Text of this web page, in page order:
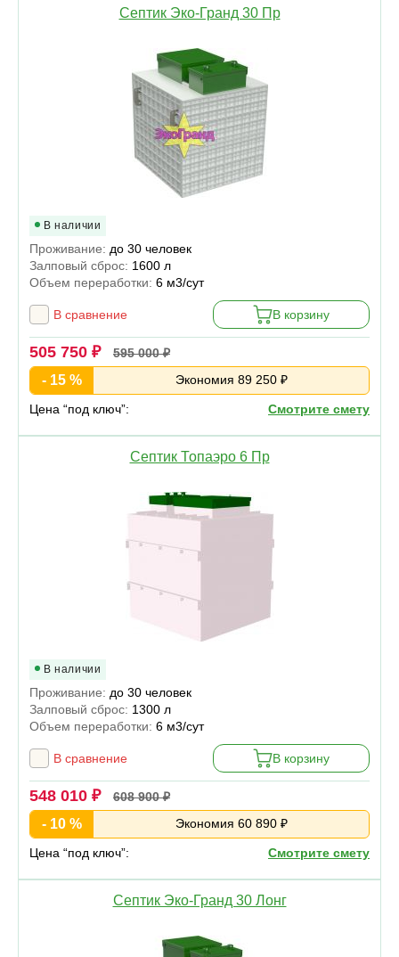
Септик Эко-Гранд 30 Пр
В наличии
Проживание: до 30 человек
Залповый сброс: 1600 л
Объем переработки: 6 м3/сут
В сравнение В корзину
505 750 ₽ 595 000 ₽
- 15 % Экономия 89 250 ₽
Цена “под ключ”: Смотрите смету
Септик Топаэро 6 Пр
В наличии
Проживание: до 30 человек
Залповый сброс: 1300 л
Объем переработки: 6 м3/сут
В сравнение В корзину
548 010 ₽ 608 900 ₽
- 10 % Экономия 60 890 ₽
Цена “под ключ”: Смотрите смету
Септик Эко-Гранд 30 Лонг